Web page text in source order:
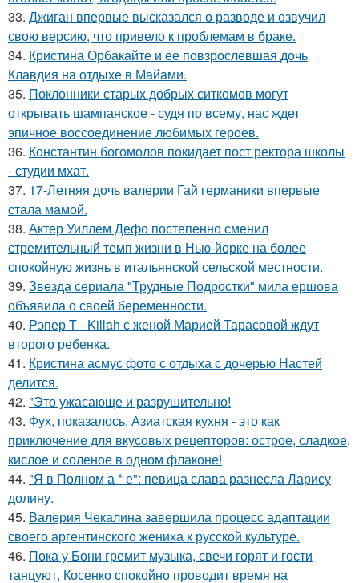
33. Джиган впервые высказался о разводе и озвучил
свою версию, что привело к проблемам в браке.
34. Кристина Орбакайте и ее повзрослевшая дочь
Клавдия на отдыхе в Майами.
35. Поклонники старых добрых ситкомов могут
открывать шампанское - судя по всему, нас ждет
эпичное воссоединение любимых героев.
36. Константин богомолов покидает пост ректора школы
- студии мхат.
37. 17-Летняя дочь валерии Гай германики впервые
стала мамой.
38. Актер Уиллем Дефо постепенно сменил
стремительный темп жизни в Нью-йорке на более
спокойную жизнь в итальянской сельской местности.
39. Звезда сериала "Трудные Подростки" мила ершова
объявила о своей беременности.
40. Рэпер T - Killah с женой Марией Тарасовой ждут
второго ребенка.
41. Кристина асмус фото с отдыха с дочерью Настей
делится.
42. "Это ужасающе и разрушительно!
43. Фух, показалось. Азиатская кухня - это как
приключение для вкусовых рецепторов: острое, сладкое,
кислое и соленое в одном флаконе!
44. "Я в Полном а * е": певица слава разнесла Ларису
долину.
45. Валерия Чекалина завершила процесс адаптации
своего аргентинского жениха к русской культуре.
46. Пока у Бони гремит музыка, свечи горят и гости
танцуют, Косенко спокойно проводит время на